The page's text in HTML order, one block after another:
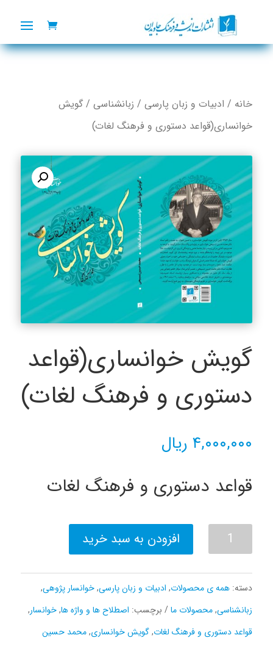
خانه / ادبیات و زبان پارسی/ زبانشناسی/ گویش
خوانساری(قواعد دستوری و فرهنگ لغات)
گویش خوانساری(قواعد
دستوری و فرهنگ لغات)
۴,۰۰۰,۰۰۰ ریال
قواعد دستوری و فرهنگ لغات
گویش
خوانساری(قواعد
دستوری
افزودن به سبد خرید
دسته: همه ی محصولات, ادبیات و زبان پارسی,خوانسار پژوهی,
زبانشناسی,محصولات ما برچسب: اصطلاح ها و واژه ها,خوانسار,
قواعد دستوری و فرهنگ لغات,گویش خوانساری,محمد حسین